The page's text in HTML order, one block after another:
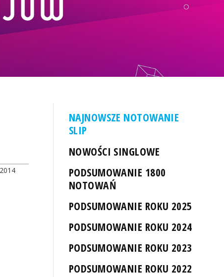
2014
NAJNOWSZE NOTOWANIE
SLIP
NOWOŚCI SINGLOWE
PODSUMOWANIE 1800
NOTOWAŃ
PODSUMOWANIE ROKU 2025
PODSUMOWANIE ROKU 2024
PODSUMOWANIE ROKU 2023
PODSUMOWANIE ROKU 2022